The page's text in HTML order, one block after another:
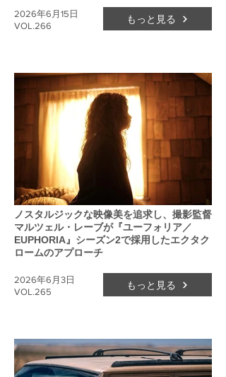
VOL.266
2026年6月15日 もっと見る
ノスタルジックな映像美を追求し、撮影監督
マルツェル・レーブが『ユーフォリア／
EUPHORIA』シーズン2で採用したエクタク
ロームのアプローチ
VOL.265
2026年6月3日 もっと見る